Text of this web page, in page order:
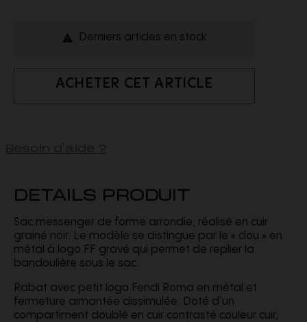
 Derniers articles en stock
ACHETER CET ARTICLE
DETAILS PRODUIT
Sac messenger de forme arrondie, réalisé en cuir
grainé noir. Le modèle se distingue par le « clou » en
métal à logo FF gravé qui permet de replier la
bandoulière sous le sac.
Rabat avec petit logo Fendi Roma en métal et
fermeture aimantée dissimulée. Doté d’un
compartiment doublé en cuir contrasté couleur cuir,